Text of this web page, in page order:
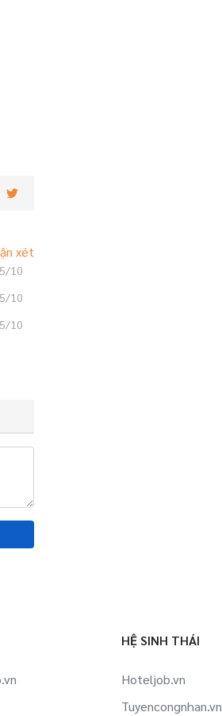
xét
5/10
5/10
5/10
HỆ SINH THÁI
Hoteljob.vn
Tuyencongnhan.vn